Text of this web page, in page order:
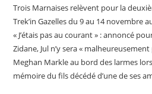
Trois Marnaises relèvent pour la
Trek’in Gazelles du 9 au 14 novembre
« J’étais pas au courant » : annoncé
Zidane, Jul n’y sera « malheureusement
Meghan Markle au bord des larmes
mémoire du fils décédé d’une de ses